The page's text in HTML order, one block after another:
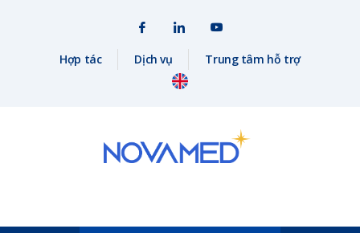
Hợp tác Dịch vụ Trung tâm hỗ trợ